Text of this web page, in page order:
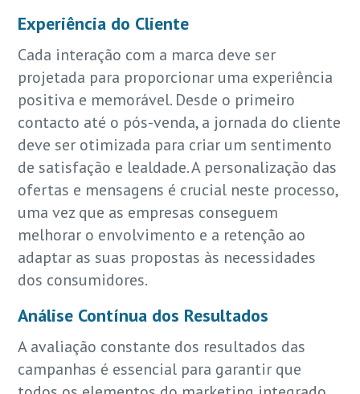
Experiência do Cliente
Cada interação com a marca deve ser
projetada para proporcionar uma experiência
positiva e memorável. Desde o primeiro
contacto até o pós-venda, a jornada do cliente
deve ser otimizada para criar um sentimento
de satisfação e lealdade. A personalização das
ofertas e mensagens é crucial neste processo,
uma vez que as empresas conseguem
melhorar o envolvimento e a retenção ao
adaptar as suas propostas às necessidades
dos consumidores.
Análise Contínua dos Resultados
A avaliação constante dos resultados das
campanhas é essencial para garantir que